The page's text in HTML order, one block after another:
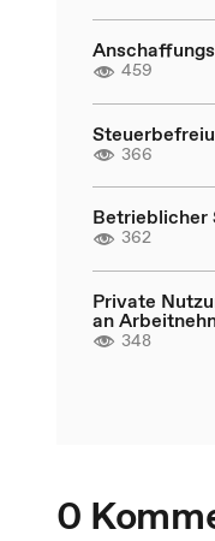
459
366
Betrieblicher
362
Private
an
348
0